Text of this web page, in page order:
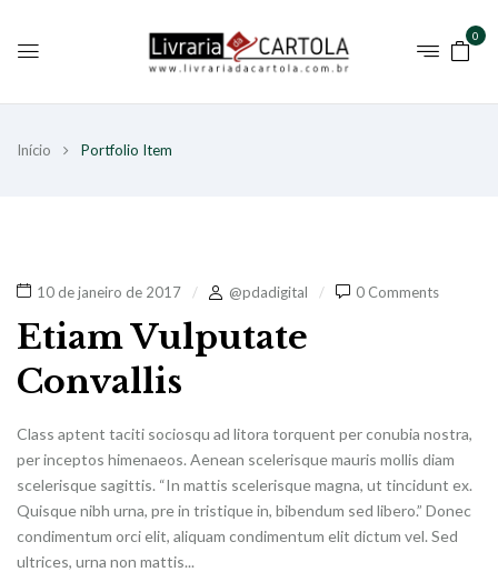
0
Início Portfolio Item
10 de janeiro de 2017 @pdadigital 0 Comments
Etiam Vulputate
Convallis
Class aptent taciti sociosqu ad litora torquent per conubia nostra,
per inceptos himenaeos. Aenean scelerisque mauris mollis diam
scelerisque sagittis. “In mattis scelerisque magna, ut tincidunt ex.
Quisque nibh urna, pre in tristique in, bibendum sed libero.” Donec
condimentum orci elit, aliquam condimentum elit dictum vel. Sed
ultrices, urna non mattis...